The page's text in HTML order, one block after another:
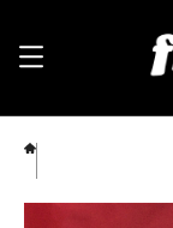
ン）ハイカット